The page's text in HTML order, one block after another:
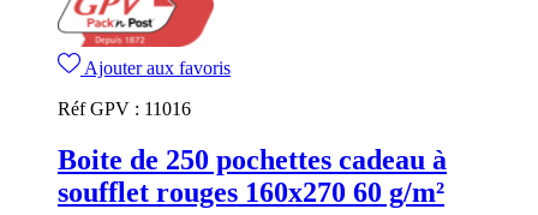
Ajouter aux favoris
Réf GPV : 11016
Boite de 250 pochettes cadeau à
soufflet rouges 160x270 60 g/m²